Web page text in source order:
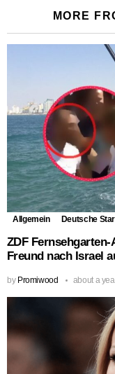
MORE
Allgemein Deutsche
ZDF
Freund nach Israel
by Promiwood about a